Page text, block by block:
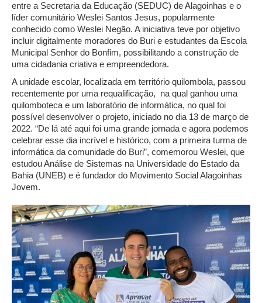
entre a Secretaria da Educação (SEDUC) de Alagoinhas e o
líder comunitário Weslei Santos Jesus, popularmente
conhecido como Weslei Negão. A iniciativa teve por objetivo
incluir digitalmente moradores do Buri e estudantes da Escola
Municipal Senhor do Bonfim, possibilitando a construção de
uma cidadania criativa e empreendedora.
A unidade escolar, localizada em território quilombola, passou
recentemente por uma requalificação, na qual ganhou uma
quilomboteca e um laboratório de informática, no qual foi
possível desenvolver o projeto, iniciado no dia 13 de março de
2022. “De lá até aqui foi uma grande jornada e agora podemos
celebrar esse dia incrível e histórico, com a primeira turma de
informática da comunidade do Buri”, comemorou Weslei, que
estudou Análise de Sistemas na Universidade do Estado da
Bahia (UNEB) e é fundador do Movimento Social Alagoinhas
Jovem.